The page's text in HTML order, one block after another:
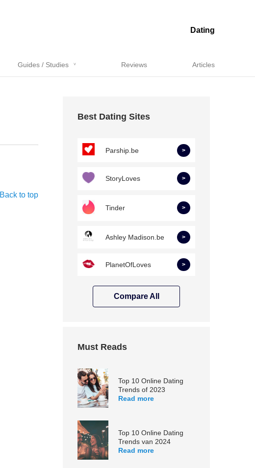
Dating
Guides / Studies Reviews Articles
Back to top
Best Dating Sites
Parship.be >
StoryLoves >
Tinder >
Ashley Madison.be >
PlanetOfLoves >
Compare All
Must Reads
Top 10 Online Dating
Trends of 2023
Read more
Top 10 Online Dating
Trends van 2024
Read more